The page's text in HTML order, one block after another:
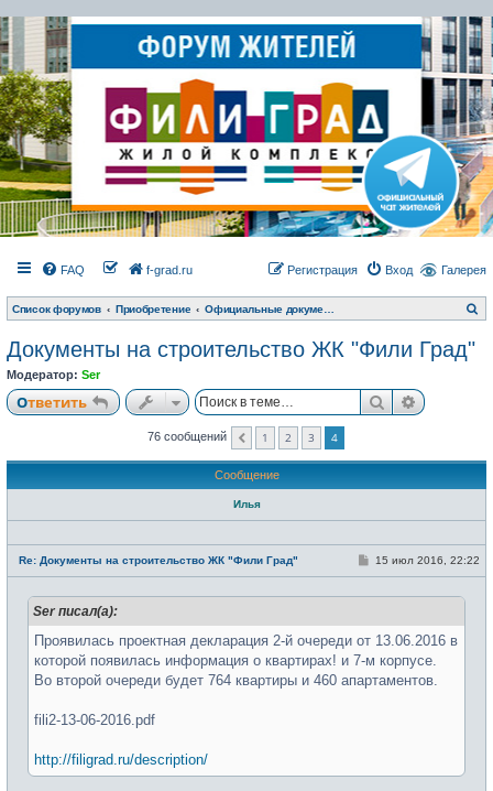
Галерея
FAQ f-grad.ru Вход
Регистрация
Список форумов Приобретение Официальные документы застройщика. Юридические вопросы
о
Документы на строительство ЖК "Фили Град"
Модератор: Ser
Ответить Поиск
76 сообщений Пред.
1 2 3 4
Сообщение
Илья
е
в
с
Re: Документы на строительство ЖК "Фили Град"
С
б
е
н
е
15 июл 2016, 22:22
Ser писал(а):
Проявилась проектная декларация 2-й очереди от 13.06.2016 в
которой появилась информация о квартирах! и 7-м корпусе.
Во второй очереди будет 764 квартиры и 460 апартаментов.
fili2-13-06-2016.pdf
http://filigrad.ru/description/